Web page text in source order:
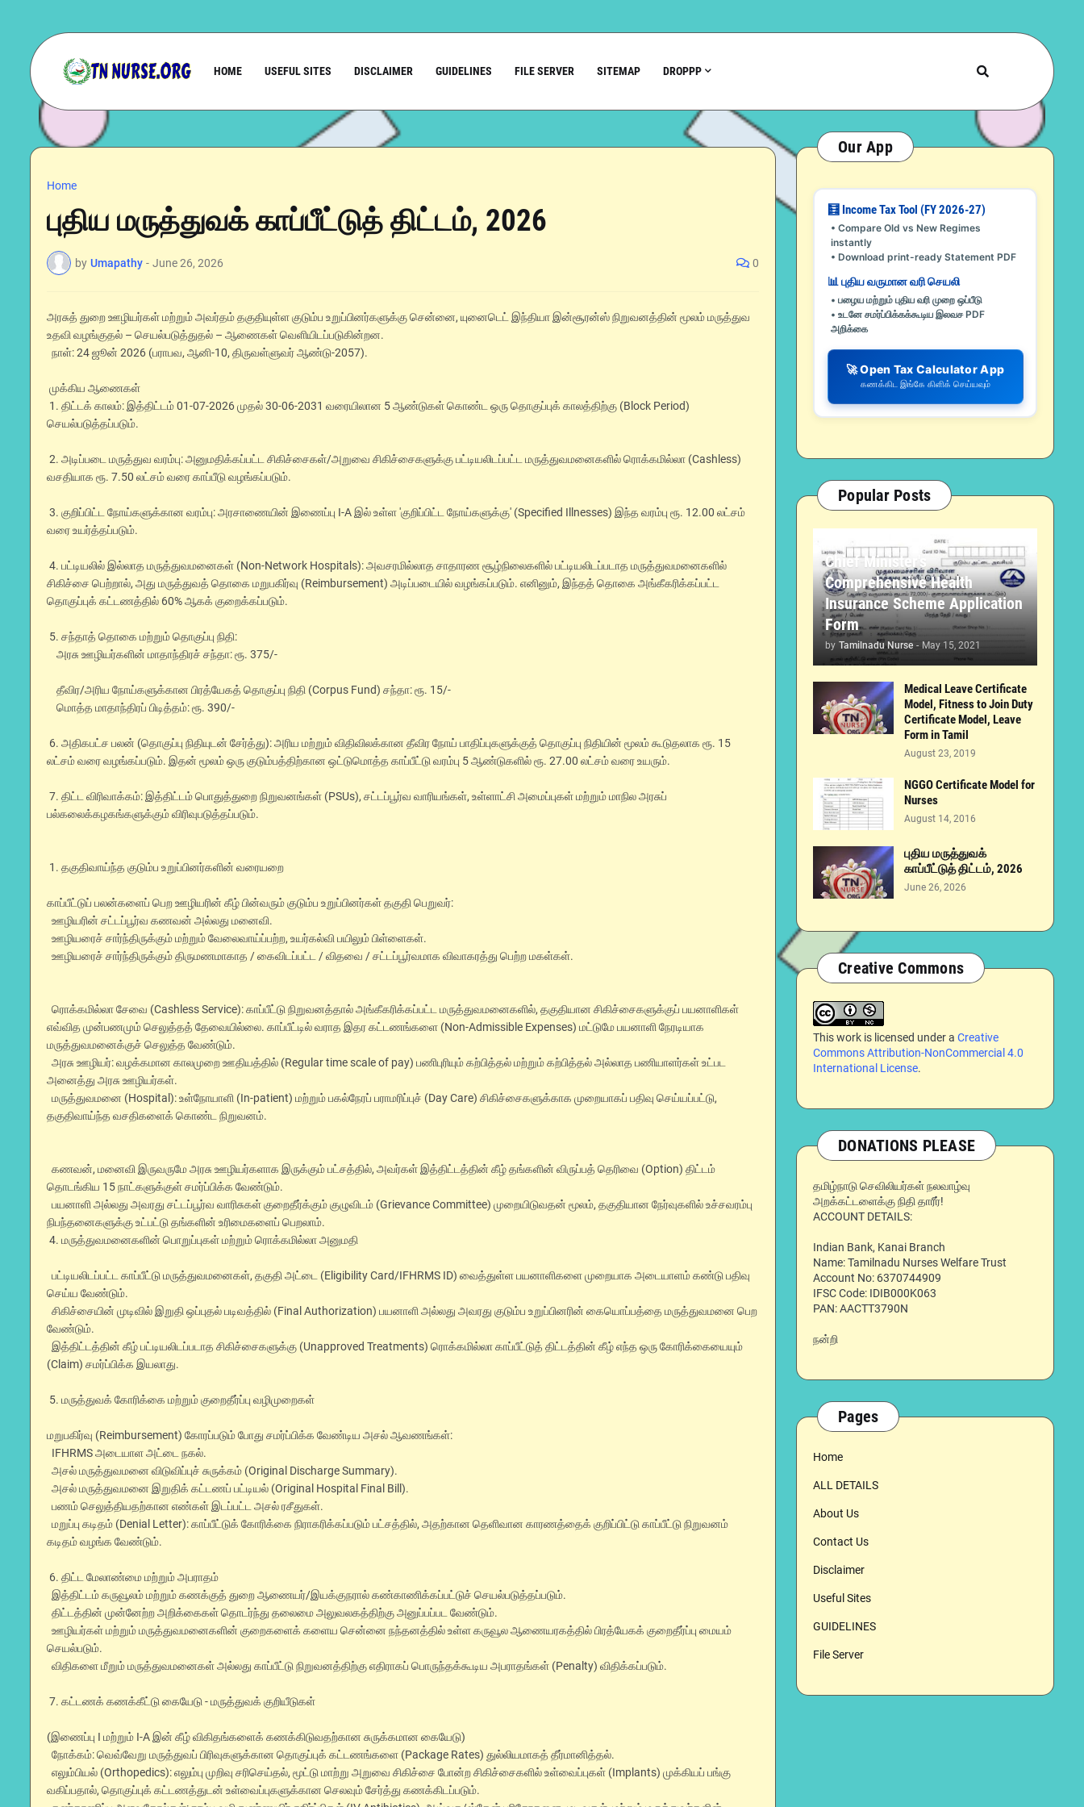
HOME USEFUL SITES DISCLAIMER GUIDELINES FILE SERVER SITEMAP DROPPP
Home
புதிய மருத்துவக் காப்பீட்டுத் திட்டம், 2026
by Umapathy - June 26, 2026 0
அரசுத் துறை ஊழியர்கள் மற்றும் அவர்தம் தகுதியுள்ள குடும்ப உறுப்பினர்களுக்கு சென்னை, யுனைடெட் இந்தியா இன்சூரன்ஸ் நிறுவனத்தின் மூலம் மருத்துவ
உதவி வழங்குதல் – செயல்படுத்துதல் – ஆணைகள் வெளியிடப்படுகின்றன.
நாள்: 24 ஜூன் 2026 (பராபவ, ஆனி-10, திருவள்ளுவர் ஆண்டு-2057).
முக்கிய ஆணைகள்
1. திட்டக் காலம்: இத்திட்டம் 01-07-2026 முதல் 30-06-2031 வரையிலான 5 ஆண்டுகள் கொண்ட ஒரு தொகுப்புக் காலத்திற்கு (Block Period)
செயல்படுத்தப்படும்.
2. அடிப்படை மருத்துவ வரம்பு: அனுமதிக்கப்பட்ட சிகிச்சைகள்/அறுவை சிகிச்சைகளுக்கு பட்டியலிடப்பட்ட மருத்துவமனைகளில் ரொக்கமில்லா (Cashless)
வசதியாக ரூ. 7.50 லட்சம் வரை காப்பீடு வழங்கப்படும்.
3. குறிப்பிட்ட நோய்களுக்கான வரம்பு: அரசாணையின் இணைப்பு I-A இல் உள்ள 'குறிப்பிட்ட நோய்களுக்கு' (Specified Illnesses) இந்த வரம்பு ரூ. 12.00 லட்சம்
வரை உயர்த்தப்படும்.
4. பட்டியலில் இல்லாத மருத்துவமனைகள் (Non-Network Hospitals): அவசரமில்லாத சாதாரண சூழ்நிலைகளில் பட்டியலிடப்படாத மருத்துவமனைகளில்
சிகிச்சை பெற்றால், அது மருத்துவத் தொகை மறுபகிர்வு (Reimbursement) அடிப்படையில் வழங்கப்படும். எனினும், இந்தத் தொகை அங்கீகரிக்கப்பட்ட
தொகுப்புக் கட்டணத்தில் 60% ஆகக் குறைக்கப்படும்.
5. சந்தாத் தொகை மற்றும் தொகுப்பு நிதி:
அரசு ஊழியர்களின் மாதாந்திரச் சந்தா: ரூ. 375/-
தீவிர/அரிய நோய்களுக்கான பிரத்யேகத் தொகுப்பு நிதி (Corpus Fund) சந்தா: ரூ. 15/-
மொத்த மாதாந்திரப் பிடித்தம்: ரூ. 390/-
6. அதிகபட்ச பலன் (தொகுப்பு நிதியுடன் சேர்த்து): அரிய மற்றும் விதிவிலக்கான தீவிர நோய் பாதிப்புகளுக்குத் தொகுப்பு நிதியின் மூலம் கூடுதலாக ரூ. 15
லட்சம் வரை வழங்கப்படும். இதன் மூலம் ஒரு குடும்பத்திற்கான ஒட்டுமொத்த காப்பீட்டு வரம்பு 5 ஆண்டுகளில் ரூ. 27.00 லட்சம் வரை உயரும்.
7. திட்ட விரிவாக்கம்: இத்திட்டம் பொதுத்துறை நிறுவனங்கள் (PSUs), சட்டப்பூர்வ வாரியங்கள், உள்ளாட்சி அமைப்புகள் மற்றும் மாநில அரசுப்
பல்கலைக்கழகங்களுக்கும் விரிவுபடுத்தப்படும்.
1. தகுதிவாய்ந்த குடும்ப உறுப்பினர்களின் வரையறை
காப்பீட்டுப் பலன்களைப் பெற ஊழியரின் கீழ் பின்வரும் குடும்ப உறுப்பினர்கள் தகுதி பெறுவர்:
ஊழியரின் சட்டப்பூர்வ கணவன் அல்லது மனைவி.
ஊழியரைச் சார்ந்திருக்கும் மற்றும் வேலைவாய்ப்பற்ற, உயர்கல்வி பயிலும் பிள்ளைகள்.
ஊழியரைச் சார்ந்திருக்கும் திருமணமாகாத / கைவிடப்பட்ட / விதவை / சட்டப்பூர்வமாக விவாகரத்து பெற்ற மகள்கள்.
ரொக்கமில்லா சேவை (Cashless Service): காப்பீட்டு நிறுவனத்தால் அங்கீகரிக்கப்பட்ட மருத்துவமனைகளில், தகுதியான சிகிச்சைகளுக்குப் பயனாளிகள்
எவ்வித முன்பணமும் செலுத்தத் தேவையில்லை. காப்பீட்டில் வராத இதர கட்டணங்களை (Non-Admissible Expenses) மட்டுமே பயனாளி நேரடியாக
மருத்துவமனைக்குச் செலுத்த வேண்டும்.
அரசு ஊழியர்: வழக்கமான காலமுறை ஊதியத்தில் (Regular time scale of pay) பணிபுரியும் கற்பித்தல் மற்றும் கற்பித்தல் அல்லாத பணியாளர்கள் உட்பட
அனைத்து அரசு ஊழியர்கள்.
மருத்துவமனை (Hospital): உள்நோயாளி (In-patient) மற்றும் பகல்நேரப் பராமரிப்புச் (Day Care) சிகிச்சைகளுக்காக முறையாகப் பதிவு செய்யப்பட்டு,
தகுதிவாய்ந்த வசதிகளைக் கொண்ட நிறுவனம்.
கணவன், மனைவி இருவருமே அரசு ஊழியர்களாக இருக்கும் பட்சத்தில், அவர்கள் இத்திட்டத்தின் கீழ் தங்களின் விருப்பத் தெரிவை (Option) திட்டம்
தொடங்கிய 15 நாட்களுக்குள் சமர்ப்பிக்க வேண்டும்.
பயனாளி அல்லது அவரது சட்டப்பூர்வ வாரிசுகள் குறைதீர்க்கும் குழுவிடம் (Grievance Committee) முறையிடுவதன் மூலம், தகுதியான நேர்வுகளில் உச்சவரம்பு
நிபந்தனைகளுக்கு உட்பட்டு தங்களின் உரிமைகளைப் பெறலாம்.
4. மருத்துவமனைகளின் பொறுப்புகள் மற்றும் ரொக்கமில்லா அனுமதி
பட்டியலிடப்பட்ட காப்பீட்டு மருத்துவமனைகள், தகுதி அட்டை (Eligibility Card/IFHRMS ID) வைத்துள்ள பயனாளிகளை முறையாக அடையாளம் கண்டு பதிவு
செய்ய வேண்டும்.
சிகிச்சையின் முடிவில் இறுதி ஒப்புதல் படிவத்தில் (Final Authorization) பயனாளி அல்லது அவரது குடும்ப உறுப்பினரின் கையொப்பத்தை மருத்துவமனை பெற
வேண்டும்.
இத்திட்டத்தின் கீழ் பட்டியலிடப்படாத சிகிச்சைகளுக்கு (Unapproved Treatments) ரொக்கமில்லா காப்பீட்டுத் திட்டத்தின் கீழ் எந்த ஒரு கோரிக்கையையும்
(Claim) சமர்ப்பிக்க இயலாது.
5. மருத்துவக் கோரிக்கை மற்றும் குறைதீர்ப்பு வழிமுறைகள்
மறுபகிர்வு (Reimbursement) கோரப்படும் போது சமர்ப்பிக்க வேண்டிய அசல் ஆவணங்கள்:
IFHRMS அடையாள அட்டை நகல்.
அசல் மருத்துவமனை விடுவிப்புச் சுருக்கம் (Original Discharge Summary).
அசல் மருத்துவமனை இறுதிக் கட்டணப் பட்டியல் (Original Hospital Final Bill).
பணம் செலுத்தியதற்கான எண்கள் இடப்பட்ட அசல் ரசீதுகள்.
மறுப்பு கடிதம் (Denial Letter): காப்பீட்டுக் கோரிக்கை நிராகரிக்கப்படும் பட்சத்தில், அதற்கான தெளிவான காரணத்தைக் குறிப்பிட்டு காப்பீட்டு நிறுவனம்
கடிதம் வழங்க வேண்டும்.
6. திட்ட மேலாண்மை மற்றும் அபராதம்
இத்திட்டம் கருவூலம் மற்றும் கணக்குத் துறை ஆணையர்/இயக்குநரால் கண்காணிக்கப்பட்டுச் செயல்படுத்தப்படும்.
திட்டத்தின் முன்னேற்ற அறிக்கைகள் தொடர்ந்து தலைமை அலுவலகத்திற்கு அனுப்பப்பட வேண்டும்.
ஊழியர்கள் மற்றும் மருத்துவமனைகளின் குறைகளைக் களைய சென்னை நந்தனத்தில் உள்ள கருவூல ஆணையரகத்தில் பிரத்யேகக் குறைதீர்ப்பு மையம்
செயல்படும்.
விதிகளை மீறும் மருத்துவமனைகள் அல்லது காப்பீட்டு நிறுவனத்திற்கு எதிராகப் பொருந்தக்கூடிய அபராதங்கள் (Penalty) விதிக்கப்படும்.
7. கட்டணக் கணக்கீட்டு கையேடு - மருத்துவக் குறியீடுகள்
(இணைப்பு I மற்றும் I-A இன் கீழ் விகிதங்களைக் கணக்கிடுவதற்கான சுருக்கமான கையேடு)
நோக்கம்: வெவ்வேறு மருத்துவப் பிரிவுகளுக்கான தொகுப்புக் கட்டணங்களை (Package Rates) துல்லியமாகத் தீர்மானித்தல்.
எலும்பியல் (Orthopedics): எலும்பு முறிவு சரிசெய்தல், மூட்டு மாற்று அறுவை சிகிச்சை போன்ற சிகிச்சைகளில் உள்வைப்புகள் (Implants) முக்கியப் பங்கு
வகிப்பதால், தொகுப்புக் கட்டணத்துடன் உள்வைப்புகளுக்கான செலவும் சேர்த்து கணக்கிடப்படும்.
Our App
🧮 Income Tax Tool (FY 2026-27)
• Compare Old vs New Regimes
instantly
• Download print-ready Statement PDF
📊 புதிய வருமான வரி செயலி
• பழைய மற்றும் புதிய வரி முறை ஒப்பீடு
• உடனே சமர்ப்பிக்கக்கூடிய இலவச PDF
அறிக்கை
🚀 Open Tax Calculator App
கணக்கிட இங்கே கிளிக் செய்யவும்
Popular Posts
Chief Minister's
Comprehensive Health
Insurance Scheme Application
Form
by Tamilnadu Nurse - May 15, 2021
Medical Leave Certificate
Model, Fitness to Join Duty
Certificate Model, Leave
Form in Tamil
August 23, 2019
NGGO Certificate Model for
Nurses
August 14, 2016
புதிய மருத்துவக்
காப்பீட்டுத் திட்டம், 2026
June 26, 2026
Creative Commons
This work is licensed under a Creative
Commons Attribution-NonCommercial 4.0
International License.
DONATIONS PLEASE
தமிழ்நாடு செவிலியர்கள் நலவாழ்வு
அறக்கட்டளைக்கு நிதி தாரீர்!
ACCOUNT DETAILS:
Indian Bank, Kanai Branch
Name: Tamilnadu Nurses Welfare Trust
Account No: 6370744909
IFSC Code: IDIB000K063
PAN: AACTT3790N
நன்றி
Pages
Home
ALL DETAILS
About Us
Contact Us
Disclaimer
Useful Sites
GUIDELINES
File Server